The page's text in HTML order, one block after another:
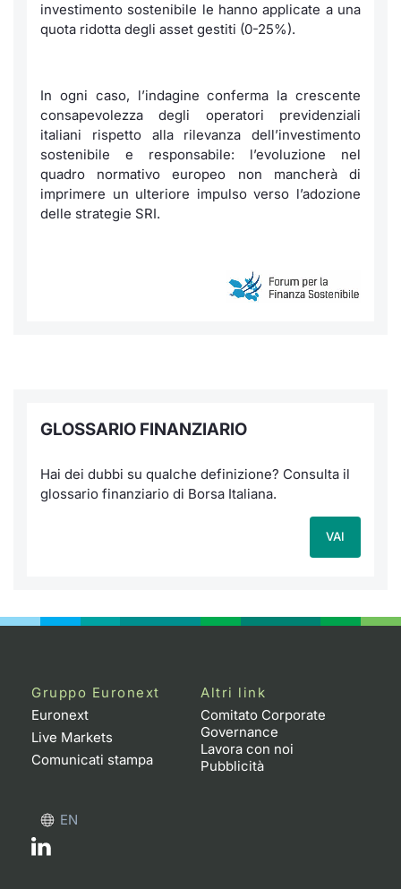
investimento sostenibile le hanno applicate a una
quota ridotta degli asset gestiti (0-25%).
In ogni caso, l’indagine conferma la crescente
consapevolezza degli operatori previdenziali
italiani rispetto alla rilevanza dell’investimento
sostenibile e responsabile: l’evoluzione nel
quadro normativo europeo non mancherà di
imprimere un ulteriore impulso verso l’adozione
delle strategie SRI.
GLOSSARIO FINANZIARIO
Hai dei dubbi su qualche definizione? Consulta il
glossario finanziario di Borsa Italiana.
VAI
Gruppo Euronext
Euronext
Live Markets
Comunicati stampa
Altri link
Comitato Corporate
Governance
Lavora con noi
Pubblicità
EN